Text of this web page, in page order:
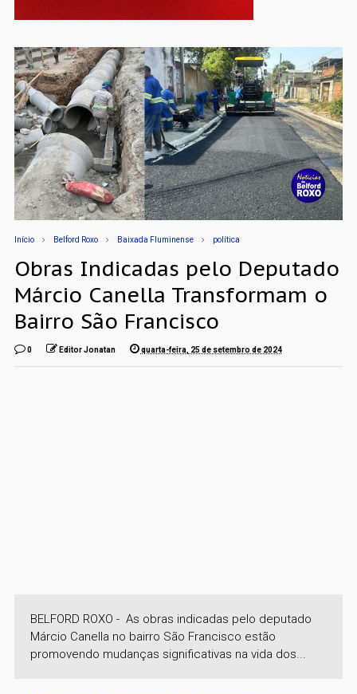
Início Belford Roxo Baixada Fluminense política
Obras Indicadas pelo Deputado
Márcio Canella Transformam o
Bairro São Francisco
0 Editor Jonatan quarta-feira, 25 de setembro de 2024
BELFORD ROXO - As obras indicadas pelo deputado
Márcio Canella no bairro São Francisco estão
promovendo mudanças significativas na vida dos...